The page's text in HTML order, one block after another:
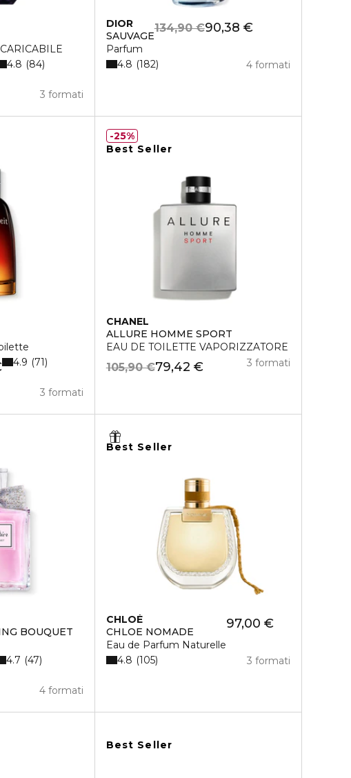
3 formati
4.8 84
DIOR
SAUVAGE
Parfum
90,38 €
134,90 €
4 formati
4.8 182
3 formati
4.9 71
Best Seller
CHANEL
ALLURE HOMME SPORT
EAU DE TOILETTE VAPORIZZATORE
79,42 €
105,90 € 3 formati
25%
BOUQUET
4 formati
4.7 47
Best Seller
CHLOÉ
CHLOE NOMADE
Eau de Parfum Naturelle
97,00 €
3 formati
4.8 105
Best Seller